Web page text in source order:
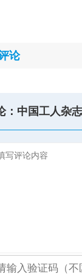
论
：中国工人杂志